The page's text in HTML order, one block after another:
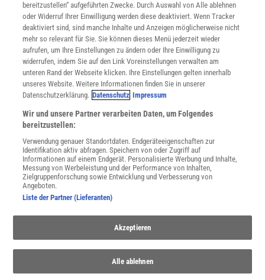
Datenschutz
Nutzungsbedingungen
Cookie-Einstellungen
Utiq verwalten
Nutzungsbasierte Onlinewerbung
Alle Artikel
Impressum
Angebote für Schulen
Angebote für Institutionen
Sprachen lernen mit Gymglish
Lexika
Für Spektrum schreiben
Zugänglichkeitserklärung
WEBSEITEN
KielSCN
Wissenschaft in die Schulen
SciLogs
bereitzustellen“ aufgeführten Zwecke. Durch Auswahl von Alle ablehnen
oder Widerruf Ihrer Einwilligung werden diese deaktiviert. Wenn Tracker
deaktiviert sind, sind manche Inhalte und Anzeigen möglicherweise nicht
mehr so relevant für Sie. Sie können dieses Menü jederzeit wieder
aufrufen, um Ihre Einstellungen zu ändern oder Ihre Einwilligung zu
widerrufen, indem Sie auf den Link Voreinstellungen verwalten am
unteren Rand der Webseite klicken. Ihre Einstellungen gelten innerhalb
unseres Website. Weitere Informationen finden Sie in unserer
Datenschutzerklärung. Datenschutz Impressum
Wir und unsere Partner verarbeiten Daten, um Folgendes
bereitzustellen:
Verwendung genauer Standortdaten. Endgeräteeigenschaften zur
Identifikation aktiv abfragen. Speichern von oder Zugriff auf
Informationen auf einem Endgerät. Personalisierte Werbung und Inhalte,
Messung von Werbeleistung und der Performance von Inhalten,
Zielgruppenforschung sowie Entwicklung und Verbesserung von
Angeboten.
Liste der Partner (Lieferanten)
Akzeptieren
Alle ablehnen